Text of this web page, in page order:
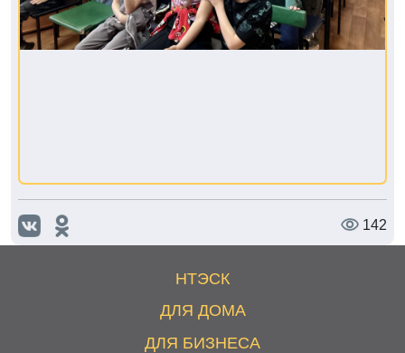
142
НТЭСК
ДЛЯ ДОМА
ДЛЯ БИЗНЕСА